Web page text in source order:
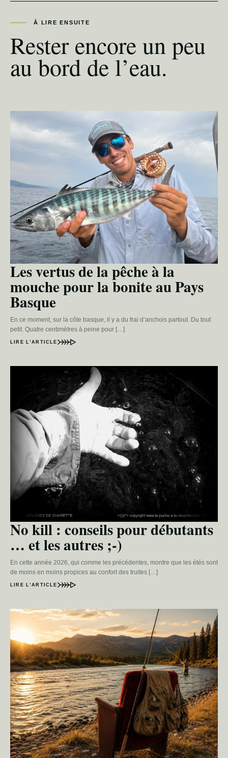
À LIRE ENSUITE
Rester encore un peu
au bord de l’eau.
Les vertus de la pêche à la
mouche pour la bonite au Pays
Basque
En ce moment, sur la côte basque, il y a du frai d’anchois partout. Du tout
petit. Quatre centimètres à peine pour […]
LIRE L’ARTICLE
No kill : conseils pour débutants
… et les autres ;-)
En cette année 2026, qui comme les précédentes, montre que les étés sont
de moins en moins propices au confort des truites […]
LIRE L’ARTICLE